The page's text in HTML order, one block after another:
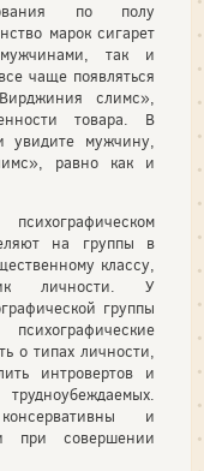
по полу
марок сигарет
так и
чаще появляться
слимс»,
товара. В
увидите мужчину,
равно как и
на группы в
классу,
личности. У
группы
о типах личности,
интровертов и
и
при совершении